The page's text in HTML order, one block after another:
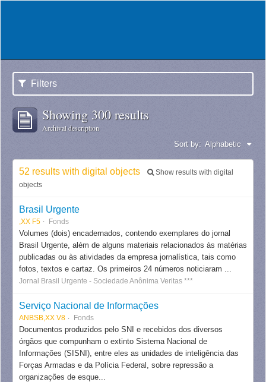
Filters
Showing 300 results
Archival description
Sort by: Alphabetic
52 results with digital objects
Show results with digital
objects
Brasil Urgente
,XX F5 Fonds
Volumes (dois) encadernados, contendo exemplares do jornal
Brasil Urgente, além de alguns materiais relacionados às matérias
publicadas ou às atividades da empresa jornalística, tais como
fotos, textos e cartaz. Os primeiros 24 números noticiaram ...
Jornal Brasil Urgente - Sociedade Anônima Veritas ***
Serviço Nacional de Informações
ANBSB,XX V8 Fonds
Documentos produzidos pelo SNI e recebidos dos diversos
órgãos que compunham o extinto Sistema Nacional de
Informações (SISNI), entre eles as unidades de inteligência das
Forças Armadas e da Polícia Federal, sobre repressão a
organizações de esque...